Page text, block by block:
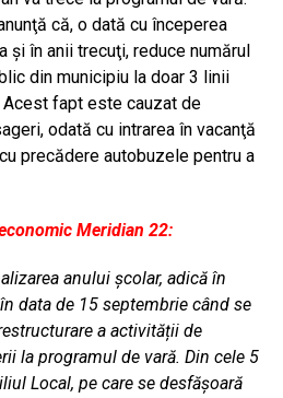
că, o dată cu începerea
şi în anii trecuţi, reduce numărul
din municipiu la doar 3 linii
Acest fapt este cauzat de
odată cu intrarea în vacanţă
precădere autobuzele pentru a
Meridian 22:
anului școlar, adică în
data de 15 septembrie când se
a activității de
la programul de vară. Din cele 5
Local, pe care se desfășoară